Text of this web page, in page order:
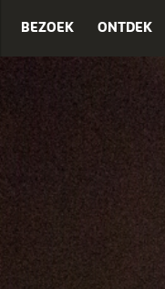
BEZOEK ONTDEK